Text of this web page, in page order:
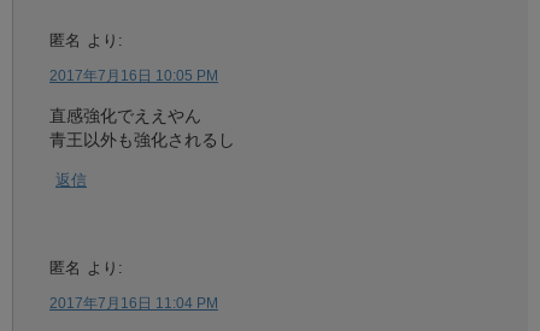
匿名 より:
2017年7月16日 10:05 PM
直感強化でええやん
青王以外も強化されるし
返信
匿名 より:
2017年7月16日 11:04 PM